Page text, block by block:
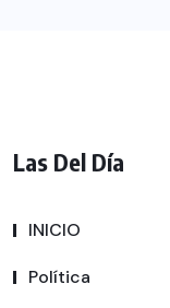
Las Del Día
INICIO
Política